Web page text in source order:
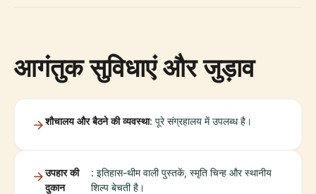
आगंतुक सुविधाएं और जुड़ाव
शौचालय और बैठने की व्यवस्था: पूरे संग्रहालय में उपलब्ध है।
उपहार की
दुकान
: इतिहास-थीम वाली पुस्तकें, स्मृति चिन्ह और स्थानीय
शिल्प बेचती है।